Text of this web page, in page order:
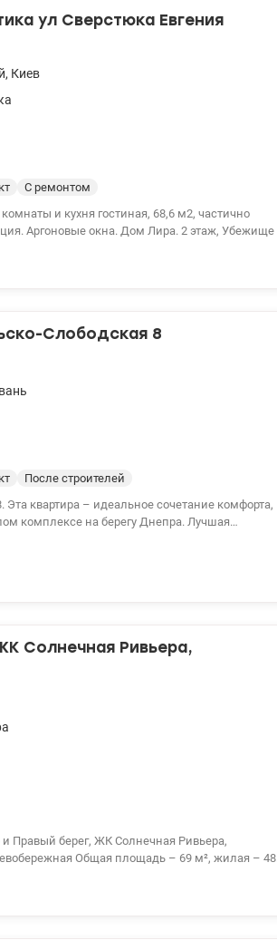
ул Сверстюка Евгения
, Киев
С ремонтом
Лира. 2 этаж, Убежище за
Слободская 8
После строителей
квартира – идеальное сочетание комфорта,
комплексе на берегу Днепра. Лучшая
Солнечная Ривьера,
Правый берег, ЖК Солнечная Ривьера,
Общая площадь – 69 м², жилая – 48